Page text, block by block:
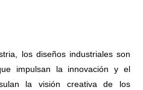
los diseños industriales son
impulsan la innovación y el
la visión creativa de los